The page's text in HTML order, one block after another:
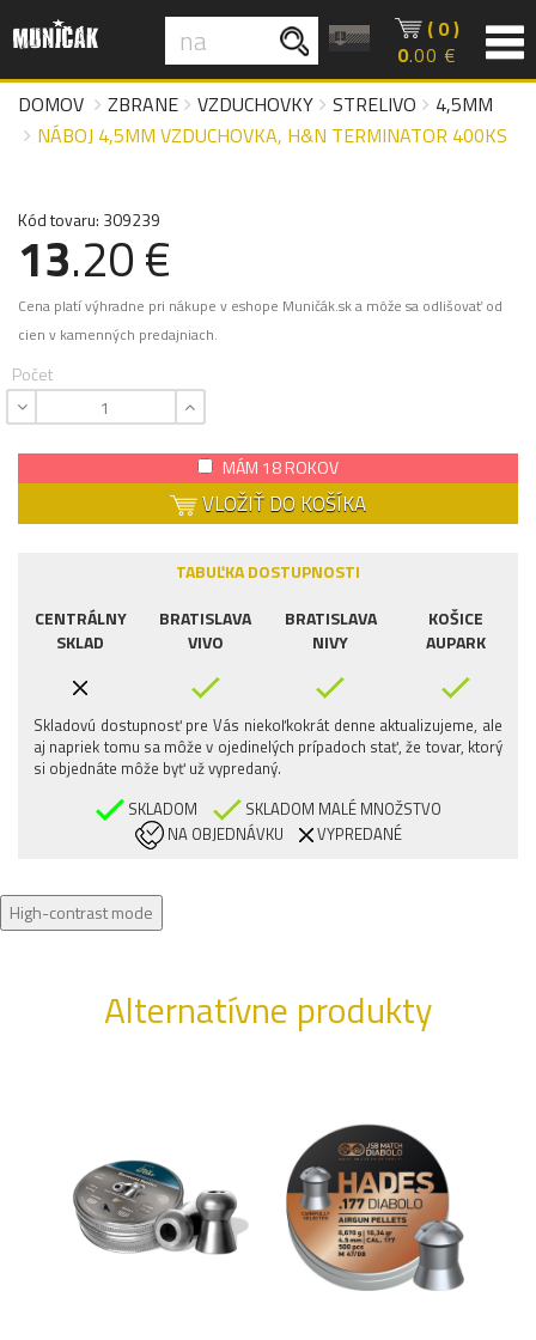
( 0 )
0.00 €
DOMOV
ZBRANE VZDUCHOVKY STRELIVO
4,5MM
NÁBOJ 4,5MM VZDUCHOVKA, H&N TERMINATOR 400KS
Kód tovaru: 309239
13.20 €
Cena platí výhradne pri nákupe v eshope Muničák.sk a môže sa odlišovať od
cien v kamenných predajniach.
Počet
MÁM 18 ROKOV
VLOŽIŤ DO KOŠÍKA
TABUĽKA DOSTUPNOSTI
CENTRÁLNY
SKLAD
BRATISLAVA
VIVO
BRATISLAVA
NIVY
KOŠICE
AUPARK
Skladovú dostupnosť pre Vás niekoľkokrát denne aktualizujeme, ale
aj napriek tomu sa môže v ojedinelých prípadoch stať, že tovar, ktorý
si objednáte môže byť už vypredaný.
SKLADOM
SKLADOM MALÉ MNOŽSTVO
NA OBJEDNÁVKU
VYPREDANÉ
High-contrast mode
Alternatívne produkty